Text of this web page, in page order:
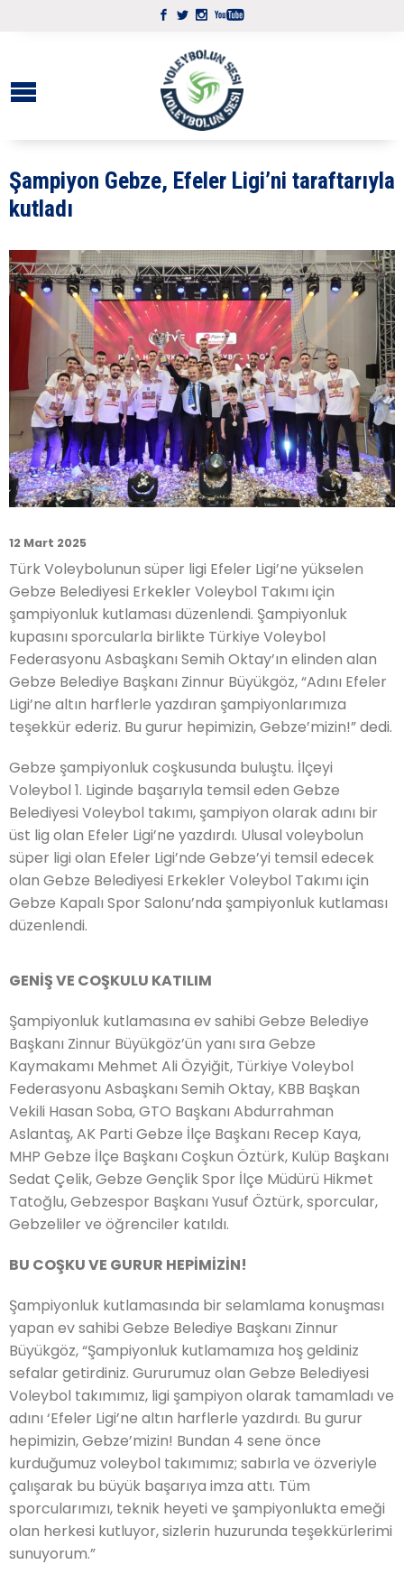
Şampiyon Gebze, Efeler Ligi’ni taraftarıyla
kutladı
12 Mart 2025
Türk Voleybolunun süper ligi Efeler Ligi’ne yükselen
Gebze Belediyesi Erkekler Voleybol Takımı için
şampiyonluk kutlaması düzenlendi. Şampiyonluk
kupasını sporcularla birlikte Türkiye Voleybol
Federasyonu Asbaşkanı Semih Oktay’ın elinden alan
Gebze Belediye Başkanı Zinnur Büyükgöz, “Adını Efeler
Ligi’ne altın harflerle yazdıran şampiyonlarımıza
teşekkür ederiz. Bu gurur hepimizin, Gebze’mizin!” dedi.
Gebze şampiyonluk coşkusunda buluştu. İlçeyi
Voleybol 1. Liginde başarıyla temsil eden Gebze
Belediyesi Voleybol takımı, şampiyon olarak adını bir
üst lig olan Efeler Ligi’ne yazdırdı. Ulusal voleybolun
süper ligi olan Efeler Ligi’nde Gebze’yi temsil edecek
olan Gebze Belediyesi Erkekler Voleybol Takımı için
Gebze Kapalı Spor Salonu’nda şampiyonluk kutlaması
düzenlendi.
GENİŞ VE COŞKULU KATILIM
Şampiyonluk kutlamasına ev sahibi Gebze Belediye
Başkanı Zinnur Büyükgöz’ün yanı sıra Gebze
Kaymakamı Mehmet Ali Özyiğit, Türkiye Voleybol
Federasyonu Asbaşkanı Semih Oktay, KBB Başkan
Vekili Hasan Soba, GTO Başkanı Abdurrahman
Aslantaş, AK Parti Gebze İlçe Başkanı Recep Kaya,
MHP Gebze İlçe Başkanı Coşkun Öztürk, Kulüp Başkanı
Sedat Çelik, Gebze Gençlik Spor İlçe Müdürü Hikmet
Tatoğlu, Gebzespor Başkanı Yusuf Öztürk, sporcular,
Gebzeliler ve öğrenciler katıldı.
BU COŞKU VE GURUR HEPİMİZİN!
Şampiyonluk kutlamasında bir selamlama konuşması
yapan ev sahibi Gebze Belediye Başkanı Zinnur
Büyükgöz, “Şampiyonluk kutlamamıza hoş geldiniz
sefalar getirdiniz. Gururumuz olan Gebze Belediyesi
Voleybol takımımız, ligi şampiyon olarak tamamladı ve
adını ‘Efeler Ligi’ne altın harflerle yazdırdı. Bu gurur
hepimizin, Gebze’mizin! Bundan 4 sene önce
kurduğumuz voleybol takımımız; sabırla ve özveriyle
çalışarak bu büyük başarıya imza attı. Tüm
sporcularımızı, teknik heyeti ve şampiyonlukta emeği
olan herkesi kutluyor, sizlerin huzurunda teşekkürlerimi
sunuyorum.”